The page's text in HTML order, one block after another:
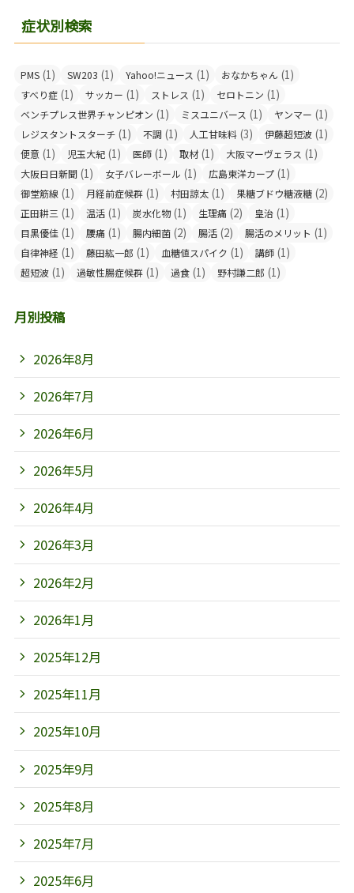
症状別検索
PMS (1) SW203 (1) Yahoo!ニュース (1) おなかちゃん (1)
すべり症 (1) サッカー (1) ストレス (1) セロトニン (1)
ベンチプレス世界チャンピオン (1) ミスユニバース (1) ヤンマー (1)
レジスタントスターチ (1) 不調 (1) 人工甘味料 (3) 伊藤超短波 (1)
便意 (1) 児玉大紀 (1) 医師 (1) 取材(1) 大阪マーヴェラス (1)
大阪日日新聞 (1) 女子バレーボール (1) 広島東洋カープ (1)
御堂筋線 (1) 月経前症候群 (1) 村田諒太 (1) 果糖ブドウ糖液糖 (2)
正田耕三 (1) 温活 (1) 炭水化物(1) 生理痛 (2) 皇治 (1)
目黒優佳 (1) 腰痛 (1) 腸内細菌 (2) 腸活 (2) 腸活のメリット (1)
自律神経 (1) 藤田紘一郎 (1) 血糖値スパイク (1) 講師 (1)
超短波 (1) 過敏性腸症候群 (1) 過食 (1) 野村謙二郎 (1)
月別投稿
2026年8月
2026年7月
2026年6月
2026年5月
2026年4月
2026年3月
2026年2月
2026年1月
2025年12月
2025年11月
2025年10月
2025年9月
2025年8月
2025年7月
2025年6月